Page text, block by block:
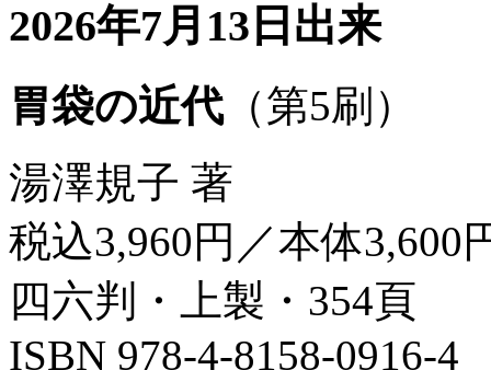
2026年7月13日出来
胃袋の近代（第5刷）
湯澤規子 著
税込3,960円／本体3,600
四六判・上製・354頁
ISBN 978-4-8158-0916-4